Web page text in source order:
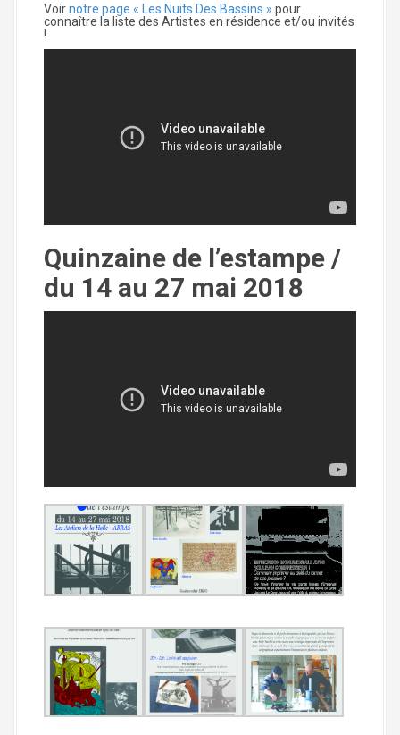
Voirnotre page « Les Nuits Des Bassins » pour
connaître la liste des Artistes en résidence et/ou invités
!
Quinzaine de l’estampe /
du 14 au 27 mai 2018